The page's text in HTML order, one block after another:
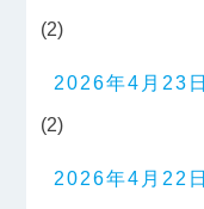
(2)
2026年4月23日
(2)
2026年4月22日